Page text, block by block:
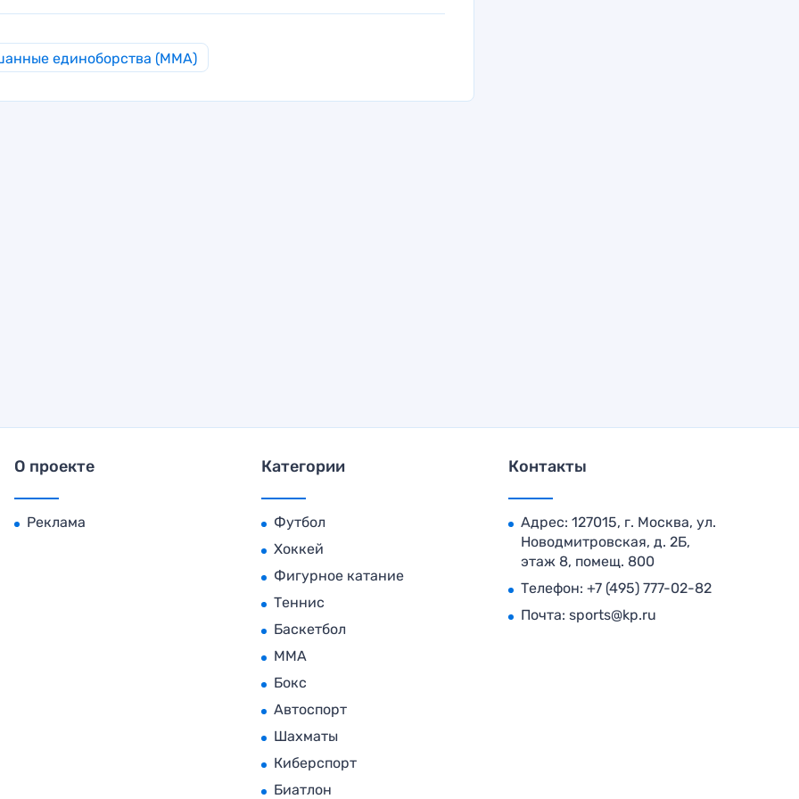
единоборства (MMA)
О проекте
Реклама
Категории
Футбол
Хоккей
Фигурное катание
Теннис
Баскетбол
MMA
Бокс
Автоспорт
Шахматы
Киберспорт
Биатлон
Контакты
Адрес: 127015, г. Москва, ул.
Новодмитровская, д. 2Б,
этаж 8, помещ. 800
Телефон: +7 (495) 777-02-82
Почта: sports@kp.ru